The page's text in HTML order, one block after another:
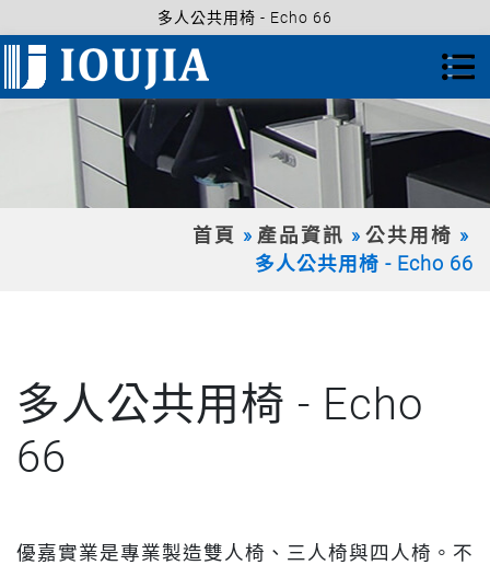
多人公共用椅 - Echo 66
首頁 產品資訊
公共用椅
多人公共用椅 - Echo 66
多人公共用椅 - Echo
66
優嘉實業是專業製造雙人椅、三人椅與四人椅。不